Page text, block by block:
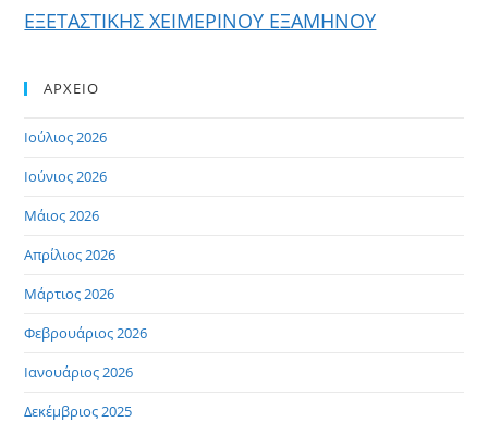
ΕΞΕΤΑΣΤΙΚΗΣ ΧΕΙΜΕΡΙΝΟΥ ΕΞΑΜΗΝΟΥ
ΑΡΧΕΙΟ
Ιούλιος 2026
Ιούνιος 2026
Μάιος 2026
Απρίλιος 2026
Μάρτιος 2026
Φεβρουάριος 2026
Ιανουάριος 2026
Δεκέμβριος 2025